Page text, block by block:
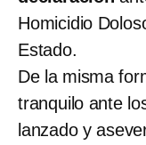
Homicidio
Estado.
De la misma
tranquilo ante
lanzado y